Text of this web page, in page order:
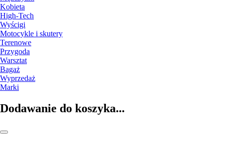
Kobieta
High-Tech
Wyścigi
Motocykle i skutery
Terenowe
Przygoda
Warsztat
Bagaż
Wyprzedaż
Marki
Dodawanie do koszyka...